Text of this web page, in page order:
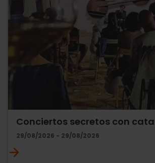
Conciertos secretos con
29/08/2026 - 29/08/2026